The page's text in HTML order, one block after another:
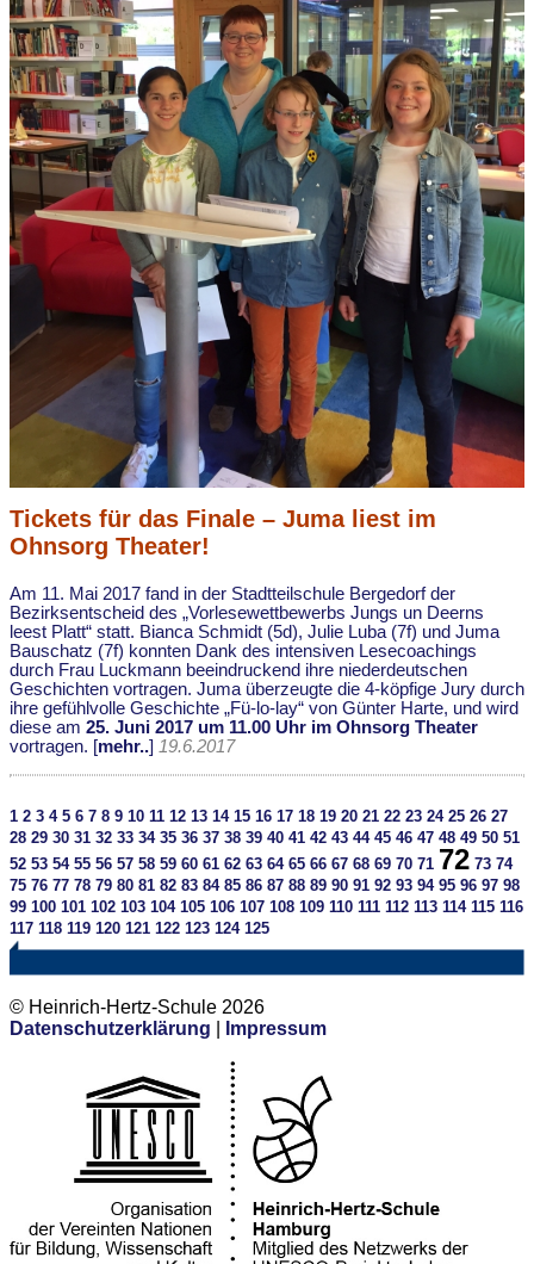
Tickets für das Finale – Juma liest im
Ohnsorg Theater!
Am 11. Mai 2017 fand in der Stadtteilschule Bergedorf der
Bezirksentscheid des „Vorlesewettbewerbs Jungs un Deerns
leest Platt“ statt. Bianca Schmidt (5d), Julie Luba (7f) und Juma
Bauschatz (7f) konnten Dank des intensiven Lesecoachings
durch Frau Luckmann beeindruckend ihre niederdeutschen
Geschichten vortragen. Juma überzeugte die 4-köpfige Jury durch
ihre gefühlvolle Geschichte „Fü-lo-lay“ von Günter Harte, und wird
diese am 25. Juni 2017 um 11.00 Uhr im Ohnsorg Theater
vortragen. [mehr..] 19.6.2017
1 2 3 4 5 6 7 8 9 10 11 12 13 14 15 16 17 18 19 20 21 22 23 24 25 26 27
28 29 30 31 32 33 34 35 36 37 38 39 40 41 42 43 44 45 46 47 48 49 50 51
52 53 54 55 56 57 58 59 60 61 62 63 64 65 66 67 68 69 70 71 72 73 74
75 76 77 78 79 80 81 82 83 84 85 86 87 88 89 90 91 92 93 94 95 96 97 98
99 100 101 102 103 104 105 106 107 108 109 110 111 112 113 114 115 116
117 118 119 120 121 122 123 124 125
© Heinrich-Hertz-Schule 2026
Datenschutzerklärung
Impressum